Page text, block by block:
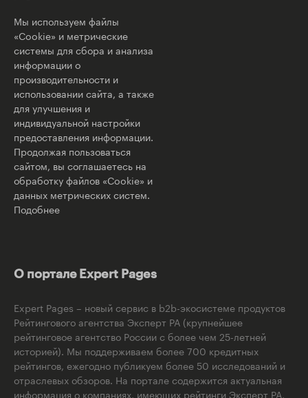
Мы используем файлы
«Cookie» и метрические
системы для сбора и анализа
информации о
производительности и
использовании сайта, а также
для улучшения и
индивидуальной настройки
предоставления информации.
Продолжая пользоваться
сайтом, вы соглашаетесь на
обработку файлов «Cookie» и
данных метрических систем.
Подобнее
О портале Expert Pages
Expert Pages – новый сервис в b2b-экосистеме продуктов
Рейтингового агентства Эксперт РА (крупнейшее
рейтинговое агентство России с более чем 25-летней
историей). Мы поддерживаем более 700 кредитных
рейтингов, ежегодно публикуем более 50 исследований и
отраслевых обзоров. На портале содержится актуальная
информация о компаниях, имеющих рейтинги Эксперт РА,